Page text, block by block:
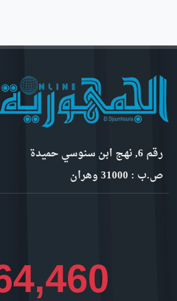
رقم 6, نهج ابن سنوسي حميدة
ص.ب : 31000 وهران